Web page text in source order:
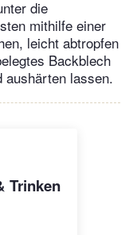
die
mithilfe einer
leicht abtropfen
Backblech
aushärten lassen.
Trinken